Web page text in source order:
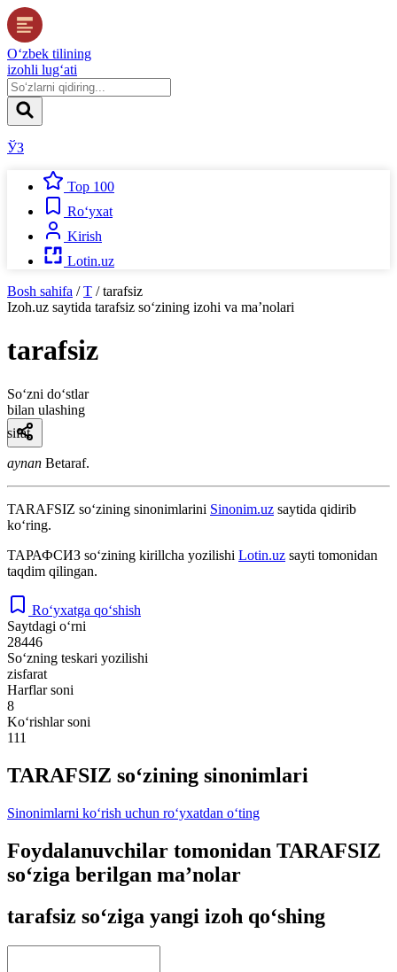
O‘zbek tilining
izohli lug‘ati
ЎЗ
Top 100
Ro‘yxat
Kirish
Lotin.uz
Bosh sahifa / T / tarafsiz
Izoh.uz saytida tarafsiz so‘zining izohi va ma’nolari
tarafsiz
So‘zni do‘stlar
bilan ulashing
sifat
aynan Betaraf.
TARAFSIZ so‘zining sinonimlarini Sinonim.uz saytida qidirib
ko‘ring.
ТАРАФСИЗ so‘zining kirillcha yozilishi Lotin.uz sayti tomonidan
taqdim qilingan.
Ro‘yxatga qo‘shish
Saytdagi o‘rni
28446
So‘zning teskari yozilishi
zisfarat
Harflar soni
8
Ko‘rishlar soni
111
TARAFSIZ so‘zining sinonimlari
Sinonimlarni ko‘rish uchun ro‘yxatdan o‘ting
Foydalanuvchilar tomonidan TARAFSIZ
so‘ziga berilgan ma’nolar
tarafsiz so‘ziga yangi izoh qo‘shing